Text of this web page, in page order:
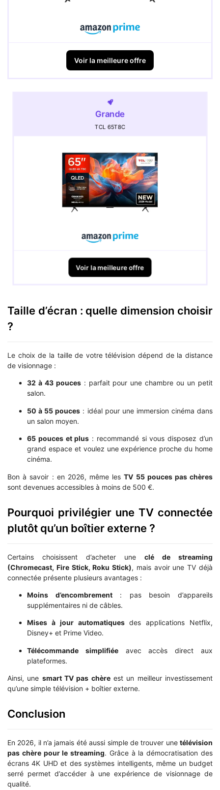
Voir la meilleure offre
Grande
TCL 65T8C
Voir la meilleure offre
Taille d’écran : quelle dimension choisir
?
Le choix de la taille de votre télévision dépend de la distance
de visionnage :
32 à 43 pouces: parfait pour une chambre ou un petit
salon.
50 à 55 pouces : idéal pour une immersion cinéma dans
un salon moyen.
65 pouces et plus : recommandé si vous disposez d’un
grand espace et voulez une expérience proche du home
cinéma.
Bon à savoir : en 2026, même lesTV 55 pouces pas chères
sont devenues accessibles à moins de 500 €.
Pourquoi privilégier une TV connectée
plutôt qu’un boîtier externe ?
Certains choisissent d’acheter une clé de streaming
(Chromecast, Fire Stick, Roku Stick), mais avoir une TV déjà
connectée présente plusieurs avantages :
Moins d’encombrement: pas besoin d’appareils
supplémentaires ni de câbles.
Mises à jour automatiquesdes applications Netflix,
Disney+ et Prime Video.
Télécommande simplifiéeavec accès direct aux
plateformes.
Ainsi, une smart TV pas chèreest un meilleur investissement
qu’une simple télévision + boîtier externe.
Conclusion
En 2026, il n’a jamais été aussi simple de trouver une télévision
pas chère pour le streaming. Grâce à la démocratisation des
écrans 4K UHD et des systèmes intelligents, même un budget
serré permet d’accéder à une expérience de visionnage de
qualité.